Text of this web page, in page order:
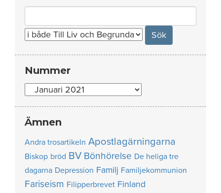
for:
Nummer
Nummer
Ämnen
Andra trosartikeln Apostlagärningarna
Biskop bröd BV Bönhörelse De heliga tre
dagarna Depression Familj Familjekommunion
Fariseism Filipperbrevet Finland